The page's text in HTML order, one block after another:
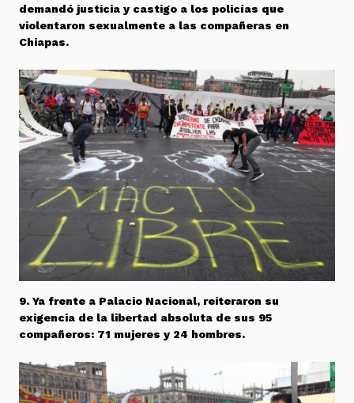
demandó justicia y castigo a los policías que
violentaron sexualmente a las compañeras en
Chiapas.
9. Ya frente a Palacio Nacional, reiteraron su
exigencia de la libertad absoluta de sus 95
compañeros: 71 mujeres y 24 hombres.